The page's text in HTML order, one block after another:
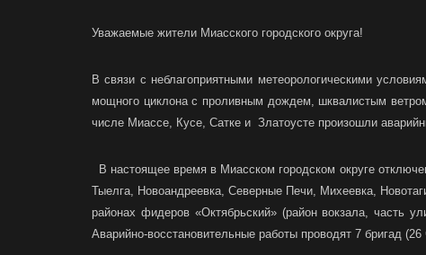
Уважаемые жители Миасского городского округа!
В связи с неблагоприятными метеорологическими
мощного циклона с проливным дождем, шквалистым
числе Миассе, Кусе, Сатке и Златоусте произошли
В настоящее время в Миасском городском округе
Тыелга, Новоандреевка, Северные Печи, Михеевка,
районах фидеров «Октябрьский» (район вокзала, часть
Аварийно-восстановительные работы проводят 7 бригад